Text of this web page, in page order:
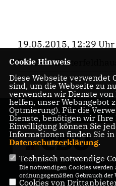
19.05.2015, 12:29 Uhr
Thomas Eusterfeldhaus
Cookie Hinweis
Diese Webseite verwendet
sind, um die Webseite zu
verwenden wir Dienste
helfen, unser Webangebot
Optmierung). Für die
Dienste, benötigen wir
Einwilligung können Sie
Informationen finden Sie
Datenschutzerklärung.
Technisch notwendige
Die notwendigen Cookies
ordnungsgemäßen Gebrauch der
Cookies von